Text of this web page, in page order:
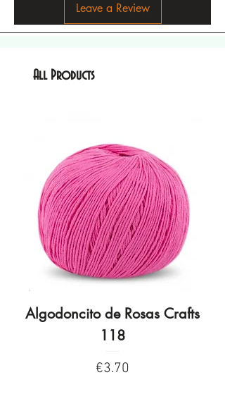
Leave a Review
All Products
Algodoncito de Rosas Crafts
118
Price
€3.70